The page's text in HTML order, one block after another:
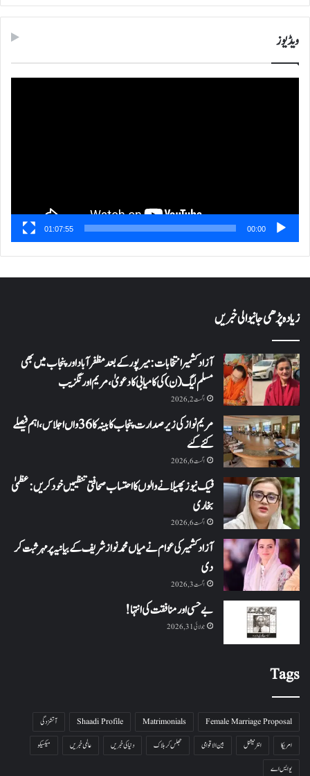
ویڈیوز
00:00
01:07:55
زیادہ پڑھی جانیوالی خبریں
آزاد کشمیر انتخابات: میرپور کے بعد مظفرآباد اور پنجاب میں بھی
مسلم لیگ (ن) کی کامیابی کا دعویٰ، مریم اورنگزیب
اگست 2, 2026
مریم نواز کی زیر صدارت پنجاب کابینہ کا 36واں اجلاس،اہم فیصلے
کئے گئے
اگست 6, 2026
فیک نیوز پھیلانے والوں کا احتساب صحافتی تنظیمیں خود کریں: عظمیٰ
بخاری
اگست 6, 2026
آزاد کشمیر کی عوام نے میاں محمد نواز شریف کے بیانیہ پر مہر ثبت کر
دی
اگست 3, 2026
بے حسی اور منافقت کی انتہا !
جولائی 31, 2026
Tags
Female Marriage Proposal
Matrimonials
Shaadi Profile
آتشزدگی
امریکا
انٹرنیشنل بین الاقوامی جھلس کر ہلاک دنیا کی خبریں عالمی خبریں
میکسیکو
یو ایس اے